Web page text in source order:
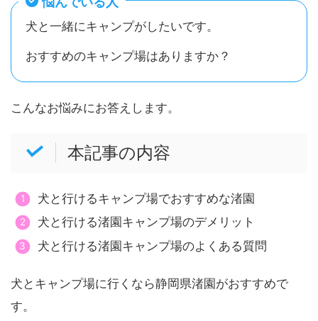
犬と一緒にキャンプがしたいです。
おすすめのキャンプ場はありますか？
こんなお悩みにお答えします。
本記事の内容
犬と行けるキャンプ場でおすすめな渚園
犬と行ける渚園キャンプ場のデメリット
犬と行ける渚園キャンプ場のよくある質問
犬とキャンプ場に行くなら静岡県渚園がおすすめで
す。